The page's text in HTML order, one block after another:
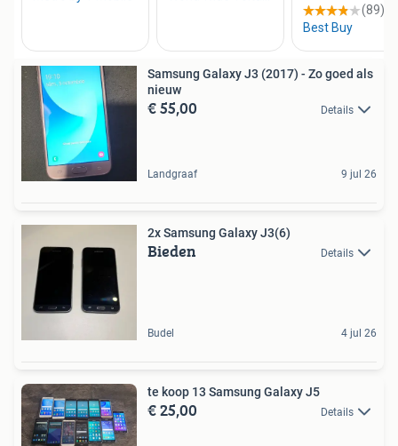
Samsung Galaxy J3 (2017) - Zo goed als
nieuw
€ 55,00 Details
Landgraaf 9 jul 26
2x Samsung Galaxy J3(6)
Bieden Details
Budel 4 jul 26
te koop 13 Samsung Galaxy J5
€ 25,00 Details